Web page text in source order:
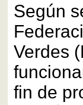
Según
Verdes
fin de